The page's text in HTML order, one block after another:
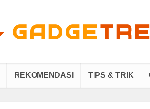
REKOMENDASI TIPS & TRIK